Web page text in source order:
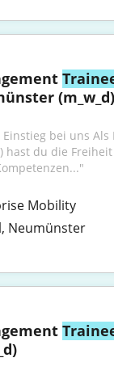
(m_w_d)
Einstieg bei uns
hast du die
Mobility
Neumünster